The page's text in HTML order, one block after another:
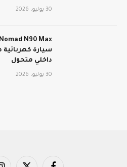
30 يوليو، 2026
سيارة
داخلي متحول
30 يوليو، 2026